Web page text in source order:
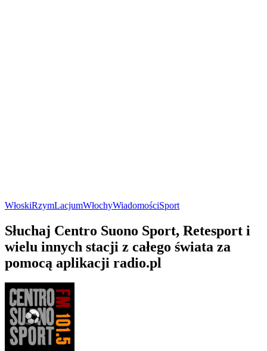
WłoskiRzymLacjumWłochyWiadomościSport
Słuchaj Centro Suono Sport, Retesport i
wielu innych stacji z całego świata za
pomocą aplikacji radio.pl